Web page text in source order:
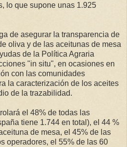
lo que supone unas 1.925
de asegurar la transparencia de
oliva y de las aceitunas de mesa
de la Política Agraria
"in situ", en ocasiones en
con las comunidades
la caracterización de los aceites
de la trazabilidad.
el 48% de todas las
tiene 1.744 en total), el 44 %
de mesa, el 45% de las
operadores, el 55% de las 60